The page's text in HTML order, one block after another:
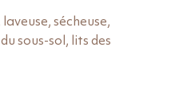
sécheuse,
sous-sol, lits des